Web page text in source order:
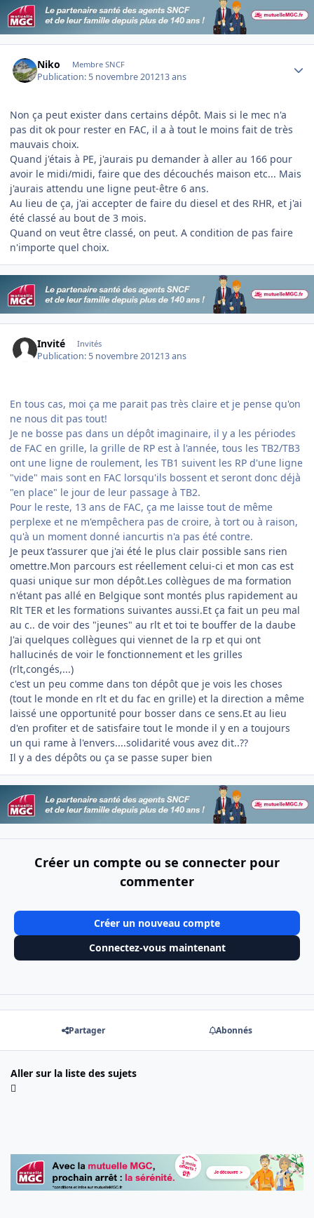
Niko Membre SNCF
Publication: 5 novembre 201213 ans
Non ça peut exister dans certains dépôt. Mais si le mec n'a
pas dit ok pour rester en FAC, il a à tout le moins fait de très
mauvais choix.
Quand j'étais à PE, j'aurais pu demander à aller au 166 pour
avoir le midi/midi, faire que des découchés maison etc... Mais
j'aurais attendu une ligne peut-être 6 ans.
Au lieu de ça, j'ai accepter de faire du diesel et des RHR, et j'ai
été classé au bout de 3 mois.
Quand on veut être classé, on peut. A condition de pas faire
n'importe quel choix.
Invité Invités
Publication: 5 novembre 201213 ans
En tous cas, moi ça me parait pas très claire et je pense qu'on
ne nous dit pas tout!
Je ne bosse pas dans un dépôt imaginaire, il y a les périodes
de FAC en grille, la grille de RP est à l'année, tous les TB2/TB3
ont une ligne de roulement, les TB1 suivent les RP d'une ligne
"vide" mais sont en FAC lorsqu'ils bossent et seront donc déjà
"en place" le jour de leur passage à TB2.
Pour le reste, 13 ans de FAC, ça me laisse tout de même
perplexe et ne m'empêchera pas de croire, à tort ou à raison,
qu'à un moment donné iancurtis n'a pas été contre.
Je peux t'assurer que j'ai été le plus clair possible sans rien
omettre.Mon parcours est réellement celui-ci et mon cas est
quasi unique sur mon dépôt.Les collègues de ma formation
n'étant pas allé en Belgique sont montés plus rapidement au
Rlt TER et les formations suivantes aussi.Et ça fait un peu mal
au c.. de voir des "jeunes" au rlt et toi te bouffer de la daube
J'ai quelques collègues qui viennet de la rp et qui ont
hallucinés de voir le fonctionnement et les grilles
(rlt,congés,...)
c'est un peu comme dans ton dépôt que je vois les choses
(tout le monde en rlt et du fac en grille) et la direction a même
laissé une opportunité pour bosser dans ce sens.Et au lieu
d'en profiter et de satisfaire tout le monde il y en a toujours
un qui rame à l'envers....solidarité vous avez dit..??
Il y a des dépôts ou ça se passe super bien
Créer un compte ou se connecter pour
commenter
Créer un nouveau compte
Connectez-vous maintenant
Partager Abonnés
Aller sur la liste des sujets